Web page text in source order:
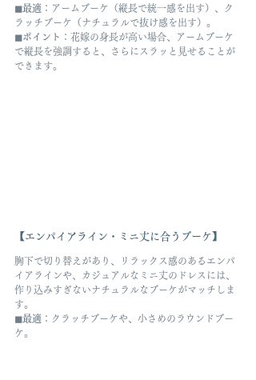
◼︎最適 ：アームブーケ（縦長で統一感を出す）、ク
ラッチブーケ（ナチュラルで抜け感を出す）。
◼︎ポイント ：花嫁の身長が高い場合、アームブーケ
で縦長を強調すると、さらにスラッと見せることが
できます。
【エンパイアライン・ミニ丈に合うブーケ】
胸下で切り替えがあり、リラックス感のあるエンパ
イアラインや、カジュアルなミニ丈のドレスには、
作り込みすぎないナチュラルなブーケがマッチしま
す。
◼︎最適 ：クラッチブーケや、小さめのラウンドブー
ケ。